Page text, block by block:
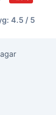
4.5 / 5